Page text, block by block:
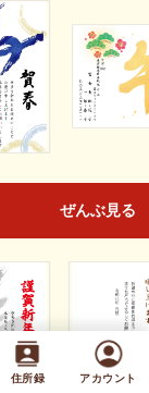
住所録 アカウント
ぜんぶ見る